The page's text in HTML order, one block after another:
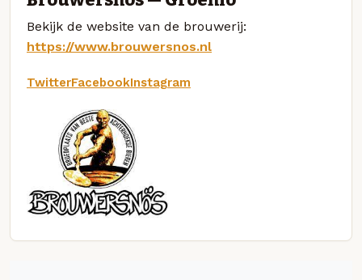
Bekijk de website van de brouwerij:
https://www.brouwersnos.nl
TwitterFacebookInstagram